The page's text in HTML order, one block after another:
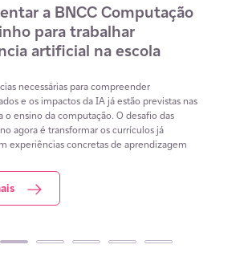
a BNCC Computação
para trabalhar
artificial na escola
necessárias para compreender
e os impactos da IA já estão previstas nas
o ensino da computação. O desafio das
agora é transformar os currículos já
experiências concretas de aprendizagem